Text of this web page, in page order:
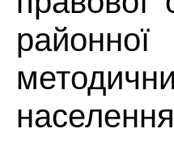
районної